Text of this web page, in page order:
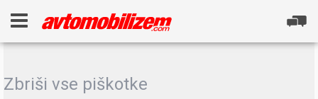
Zbriši vse piškotke